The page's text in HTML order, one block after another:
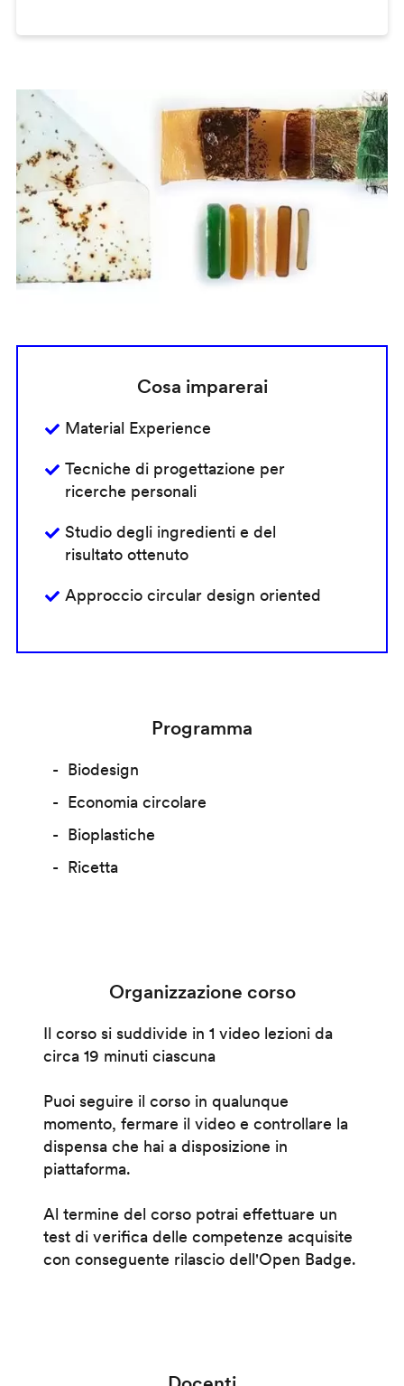
Cosa imparerai
Material Experience
Tecniche di progettazione per
ricerche personali
Studio degli ingredienti e del
risultato ottenuto
Approccio circular design oriented
Programma
Biodesign
Economia circolare
Bioplastiche
Ricetta
Organizzazione corso
Il corso si suddivide in 1 video lezioni da
circa 19 minuti ciascuna
Puoi seguire il corso in qualunque
momento, fermare il video e controllare la
dispensa che hai a disposizione in
piattaforma.
Al termine del corso potrai effettuare un
test di verifica delle competenze acquisite
con conseguente rilascio dell'Open Badge.